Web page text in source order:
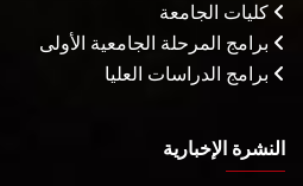
كليات الجامعة
برامج المرحلة الجامعية الأولى
برامج الدراسات العليا
النشرة الإخبارية